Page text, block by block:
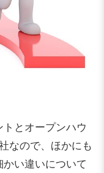
とオープンハウ
なので、ほかにも
い違いについて